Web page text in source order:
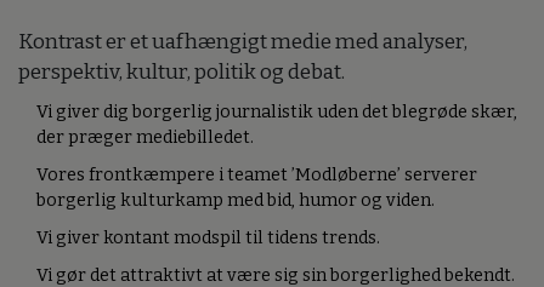
Kontrast er et uafhængigt medie med analyser,
perspektiv, kultur, politik og debat.
Vi giver dig borgerlig journalistik uden det blegrøde skær,
der præger mediebilledet.
Vores frontkæmpere i teamet ’Modløberne’ serverer
borgerlig kulturkamp med bid, humor og viden.
Vi giver kontant modspil til tidens trends.
Vi gør det attraktivt at være sig sin borgerlighed bekendt.